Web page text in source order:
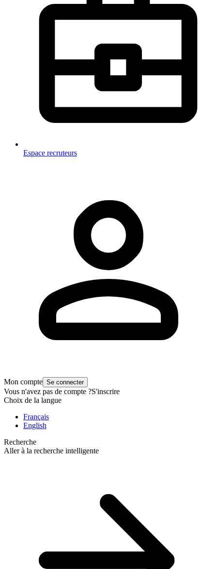
Espace recruteurs
Mon compte Se connecter
Vous n'avez pas de compte ?S'inscrire
Choix de la langue
Français
English
Recherche
Aller à la recherche intelligente